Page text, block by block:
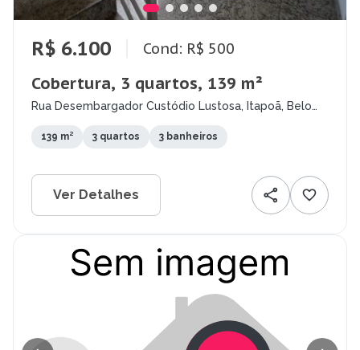
R$ 6.100 Cond: R$ 500
Cobertura, 3 quartos, 139 m²
Rua Desembargador Custódio Lustosa, Itapoã, Belo
139 m² 3 quartos 3 banheiros
Ver Detalhes